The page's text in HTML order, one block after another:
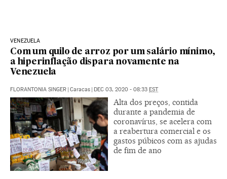
VENEZUELA
Com um quilo de arroz por um salário mínimo,
a hiperinflação dispara novamente na
Venezuela
FLORANTONIA SINGER Caracas DEC 03, 2020 - 08:33 EST
Alta dos preços, contida
durante a pandemia de
coronavírus, se acelera com
a reabertura comercial e os
gastos púbicos com as ajudas
de fim de ano